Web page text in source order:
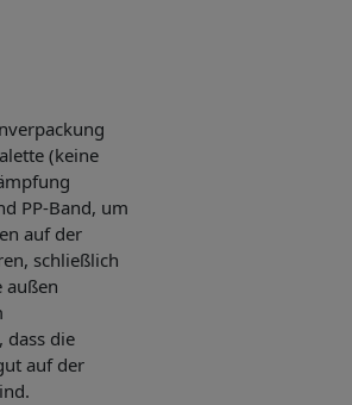
(keine
PP-Band, um
auf der
schließlich
außen
dass die
auf der